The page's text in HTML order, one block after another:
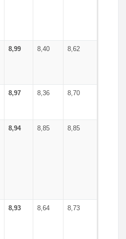
8,99 8,40 8,62
8,97 8,36 8,70
8,94 8,85 8,85
8,93 8,64 8,73